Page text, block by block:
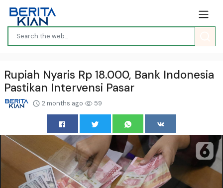
Rupiah Nyaris Rp 18.000, Bank Indonesia
Pastikan Intervensi Pasar
2 months ago 59